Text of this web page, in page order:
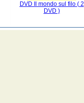
DVD Il mondo sul filo ( 2
DVD )